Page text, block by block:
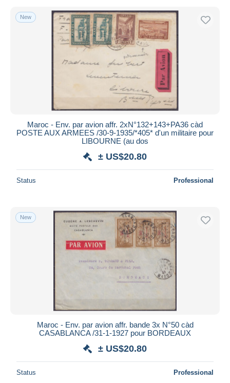
New
Maroc - Env. par avion affr. 2xN°132+143+PA36 càd
POSTE AUX ARMEES /30-9-1935/*405* d'un militaire pour
LIBOURNE (au dos
± US$20.80
Status Professional
New
Maroc - Env. par avion affr. bande 3x N°50 càd
CASABLANCA /31-1-1927 pour BORDEAUX
± US$20.80
Status Professional